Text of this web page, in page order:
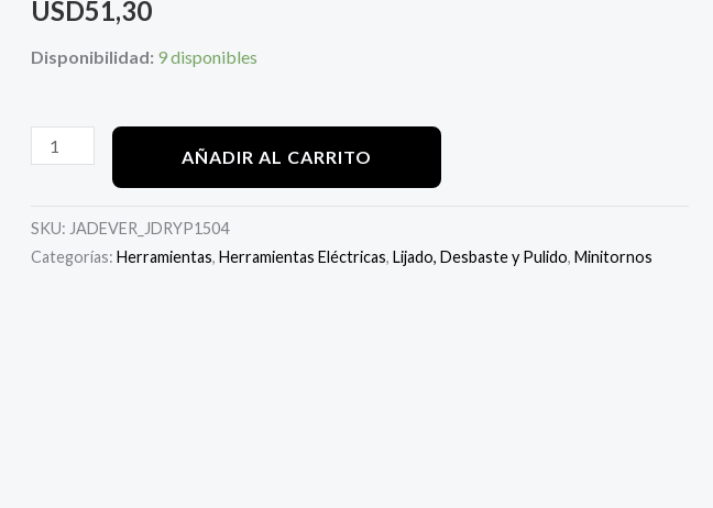
USD51,30
Disponibilidad: 9 disponibles
cantidad
AÑADIR AL CARRITO
SKU: JADEVER_JDRYP1504
Categorías: Herramientas, Herramientas Eléctricas, Lijado, Desbaste y Pulido, Minitornos